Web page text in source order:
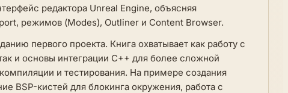
редактора Unreal Engine, объясняя
режимов (Modes), Outliner и Content Browser.
первого проекта. Книга охватывает как работу с
и основы интеграции C++ для более сложной
и тестирования. На примере создания
BSP-кистей для блокинга окружения, работа с